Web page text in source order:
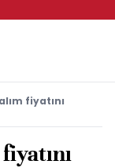
fiyatını